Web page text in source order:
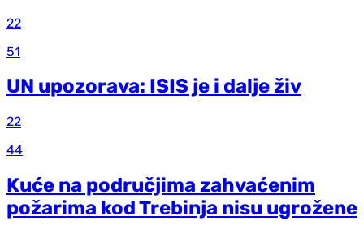
22
51
UN upozorava: ISIS je i dalje živ
22
44
Kuće na područjima zahvaćenim
požarima kod Trebinja nisu ugrožene